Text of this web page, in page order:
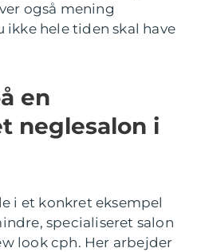
også mening
hele tiden skal have
en
neglesalon i
i et konkret eksempel
specialiseret salon
look cph. Her arbejder